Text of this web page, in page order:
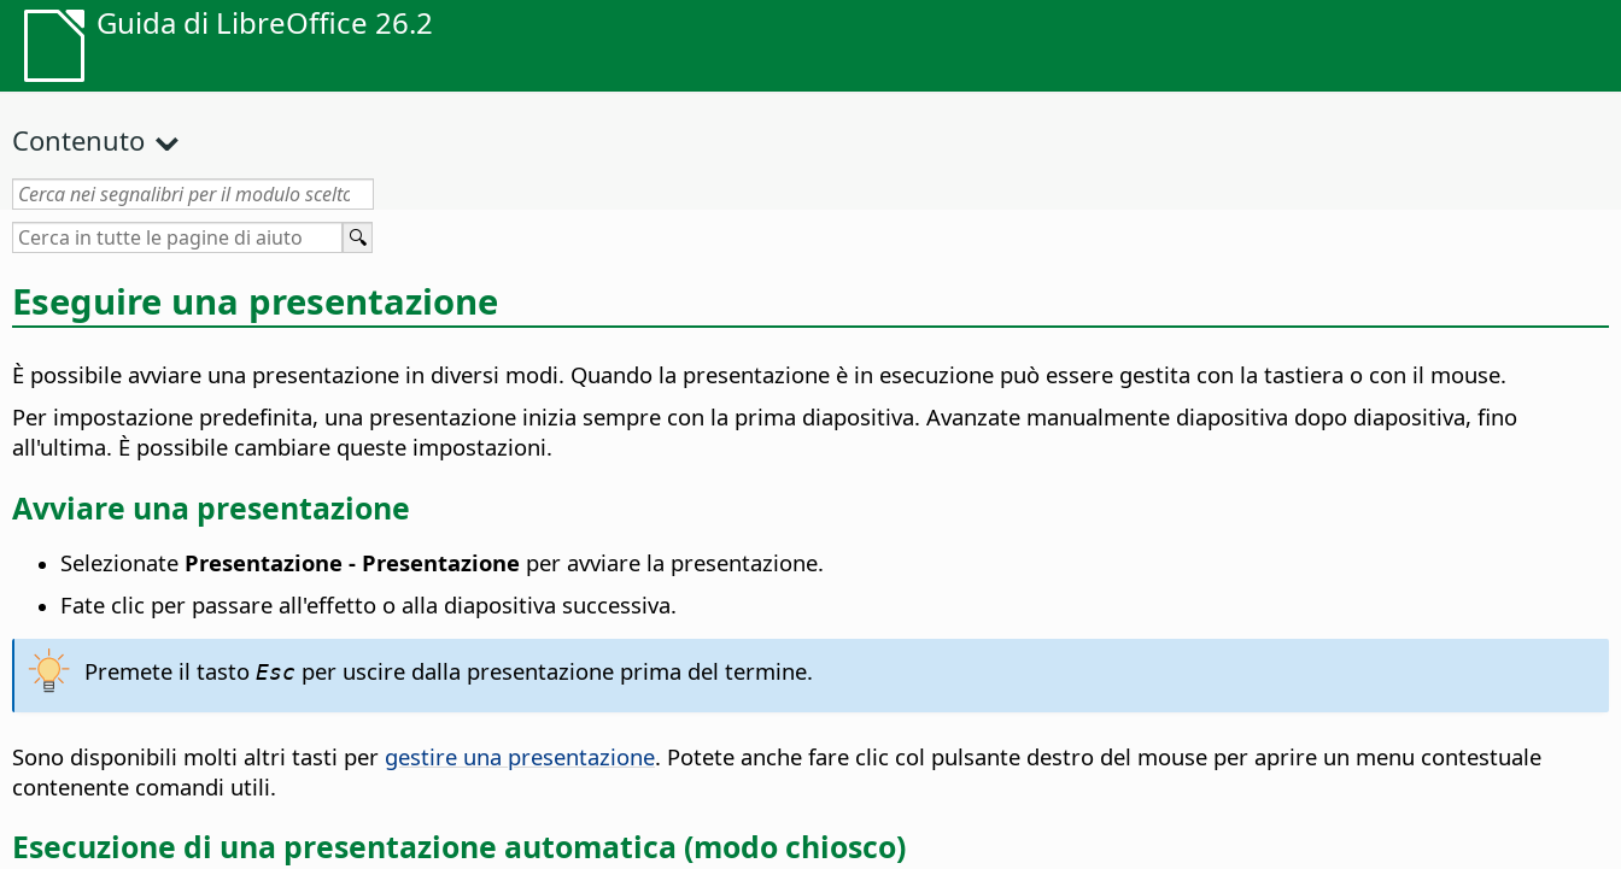
Guida di LibreOffice 26.2
Contenuto
Eseguire una presentazione
È possibile avviare una presentazione in diversi modi. Quando la presentazione è in esecuzione può essere gestita con la tastiera o con il mouse.
Per impostazione predefinita, una presentazione inizia sempre con la prima diapositiva. Avanzate manualmente diapositiva dopo diapositiva, fino
all'ultima. È possibile cambiare queste impostazioni.
Avviare una presentazione
Selezionate Presentazione - Presentazione per avviare la presentazione.
Fate clic per passare all'effetto o alla diapositiva successiva.
Premete il tasto Esc per uscire dalla presentazione prima del termine.
Sono disponibili molti altri tasti per gestire una presentazione. Potete anche fare clic col pulsante destro del mouse per aprire un menu contestuale
contenente comandi utili.
Esecuzione di una presentazione automatica (modo chiosco)